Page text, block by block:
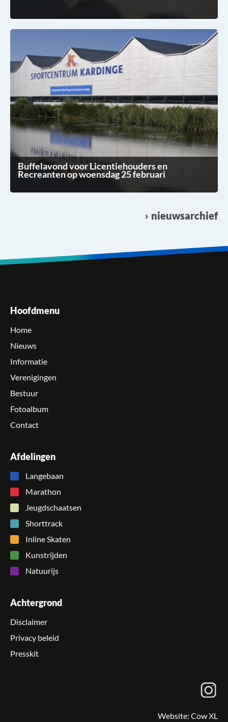
Buffelavond voor Licentiehouders en
Recreanten op woensdag 25 februari
nieuwsarchief
Hoofdmenu
Home
Nieuws
Informatie
Verenigingen
Bestuur
Fotoalbum
Contact
Afdelingen
Langebaan
Marathon
Jeugdschaatsen
Shorttrack
Inline Skaten
Kunstrijden
Natuurijs
Achtergrond
Disclaimer
Privacy beleid
Presskit
Website: Cow XL